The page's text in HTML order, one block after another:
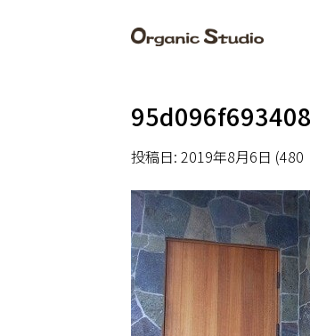
投稿日: 2019年8月6日 (480